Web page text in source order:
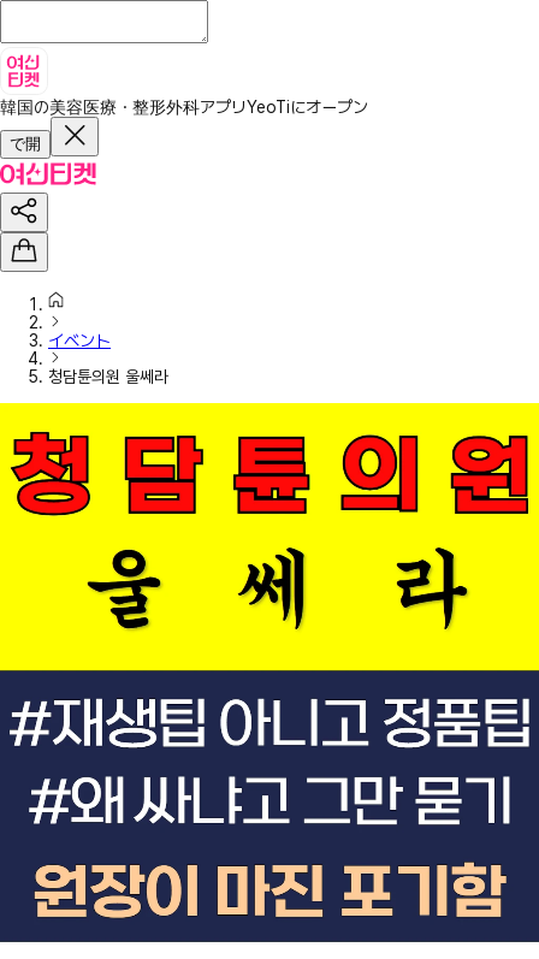
韓国の美容医療・整形外科アプリYeoTiにオープン
で開
イベント
청담튠의원 울쎄라